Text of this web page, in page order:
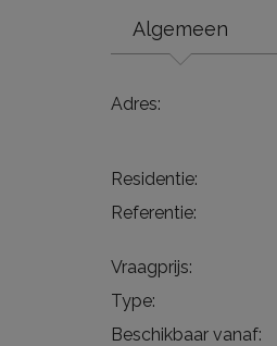
Algemeen
Adres:
Residentie:
Referentie:
Vraagprijs:
Type:
Beschikbaar vanaf: